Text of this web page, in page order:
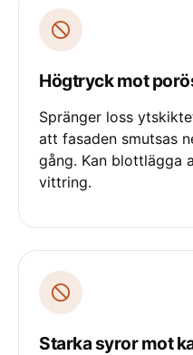
Högtryck mot
Spränger loss
att fasaden smutsas
gång. Kan blottlägga
vittring.
Starka syror mot